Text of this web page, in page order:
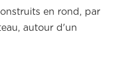
en rond, par
autour d'un